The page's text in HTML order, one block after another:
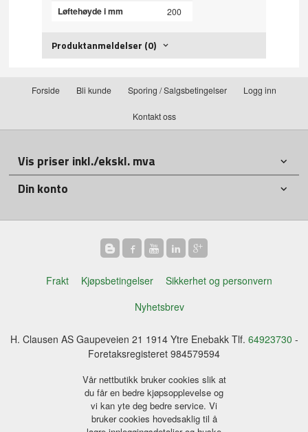
Løftehøyde i mm 200
Produktanmeldelser (0)
Forside Bli kunde Sporing / Salgsbetingelser Logg inn
Kontakt oss
Vis priser inkl./ekskl. mva
Din konto
Frakt Kjøpsbetingelser
Sikkerhet og personvern
Nyhetsbrev
H. Clausen AS Gaupeveien 21 1914 Ytre Enebakk Tlf. 64923730 -
Foretaksregisteret 984579594
Vår nettbutikk bruker cookies slik at
du får en bedre kjøpsopplevelse og
vi kan yte deg bedre service. Vi
bruker cookies hovedsaklig til å